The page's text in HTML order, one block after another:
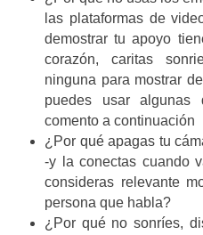
las plataformas de
demostrar tu apoyo
corazón, caritas
ninguna para mostrar
puedes usar
comento a continuación
¿Por qué apagas tu
-y la conectas cuando
consideras relevante
persona que habla?
¿Por qué no sonríes,